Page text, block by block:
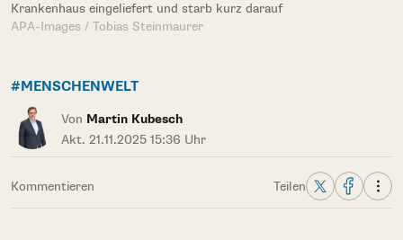
Krankenhaus eingeliefert und starb kurz darauf
APA-Images / Tobias Steinmaurer
#MENSCHENWELT
Von Martin Kubesch
Akt. 21.11.2025 15:36 Uhr
Kommentieren Teilen